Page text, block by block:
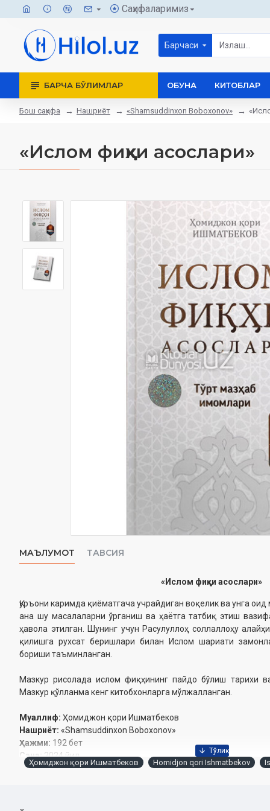
Саҳифаларимиз
Барчаси
БАРЧА БЎЛИМЛАР ОБУНА КИТОБЛАР
Бош саҳифа Нашриёт «Shamsuddinxon Boboxonov»
«Ислом фиқҳи асослари»
МАЪЛУМОТ ТАВСИЯ
«Ислом фиқҳи асослари»
Қуръони каримда қиёматгача учрайдиган воқелик ва унга
ана шу масалаларни ўрганиш ва ҳаётга татбиқ этиш
ҳавола этилган. Шунинг учун Расулуллоҳ соллаллоҳу
қилишга рухсат беришлари билан Ислом шариати
бориши таъминланган.
Мазкур рисолада ислом фиқҳининг пайдо бўлиш тарихи
Мазкур қўлланма кенг китобхонларга мўлжалланган.
Муаллиф: Ҳомиджон қори Ишматбеков
Нашриёт: «Shamsuddinxon Boboxonov»
Ҳажми: 192 бет
Сана:2024 йил
ISBN:978-9943-12-747-0
Ҳомиджон қори Ишматбеков Homidjon qori Ishmatbekov